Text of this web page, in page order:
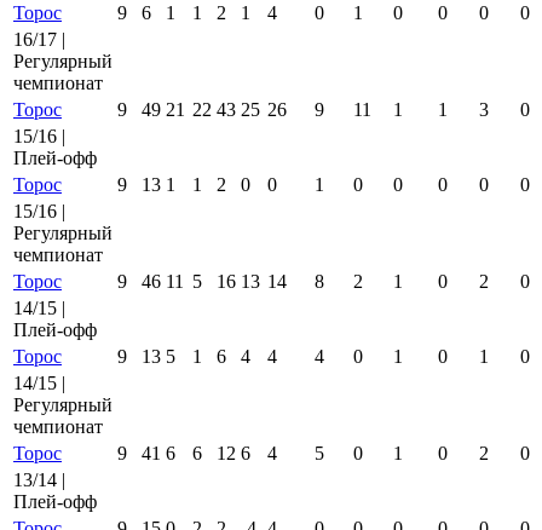
Торос
9 6 1 1 2 1 4 0 1 0 0 0
0
16/17 |
Регулярный
чемпионат
Торос
9 49 21 22 43 25 26 9 11 1 1 3
0
15/16 |
Плей-офф
Торос
9 13 1 1 2 0 0 1 0 0 0 0
0
15/16 |
Регулярный
чемпионат
Торос
9 46 11 5 16 13 14 8 2 1 0 2
0
14/15 |
Плей-офф
Торос
9 13 5 1 6 4 4 4 0 1 0 1
0
14/15 |
Регулярный
чемпионат
Торос
9 41 6 6 12 6 4 5 0 1 0 2
0
13/14 |
Плей-офф